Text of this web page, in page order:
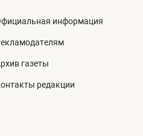
информация
газеты
редакции